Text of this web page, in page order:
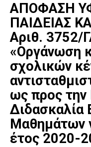
ΑΠΟΦΑΣΗ
ΠΑΙΔΕΙΑΣ
Αριθ. 3752/
«Οργάνωση
σχολικών
ως προς την
Διδασκαλία
Μαθημάτων
έτος 2020-